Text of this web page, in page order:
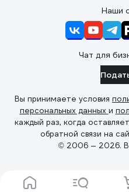
Наши
Чат для
Вы принимаете условия
персональных данных и
каждый раз, когда
обратной связи на
© 2006 — 2026.